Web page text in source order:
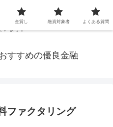
パート・派遣など消費者金融でお金を
資で借りられる審査が甘い優良街金を
います。
すすめの優良金融
ファクタリング
金貸し 融資対象者 よくある質問